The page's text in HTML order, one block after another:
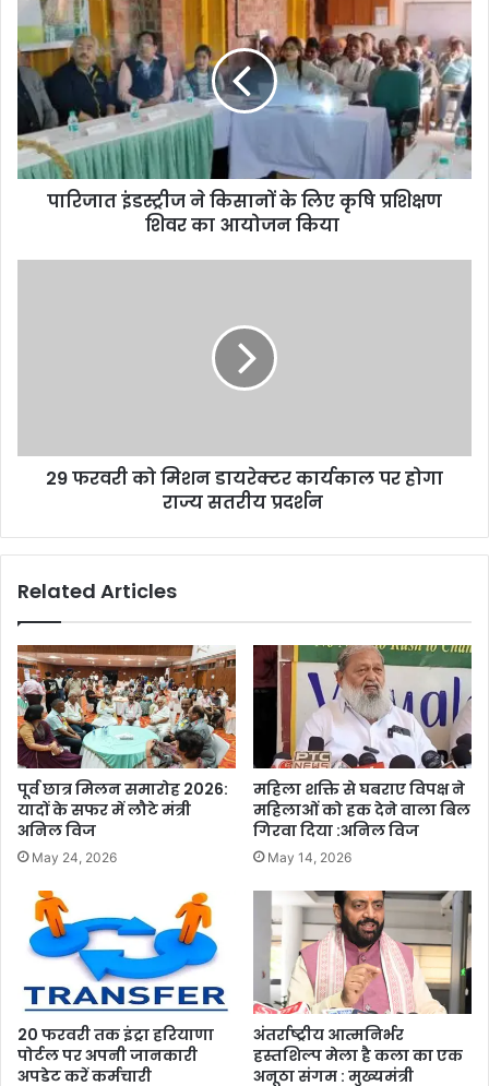
पारिजात इंडस्ट्रीज ने किसानों के लिए कृषि प्रशिक्षण
शिवर का आयोजन किया
29 फरवरी को मिशन डायरेक्टर कार्यकाल पर होगा
राज्य सतरीय प्रदर्शन
Related Articles
पूर्व छात्र मिलन समारोह 2026:
यादों के सफर में लौटे मंत्री
अनिल विज
May 24, 2026
महिला शक्ति से घबराए विपक्ष ने
महिलाओं को हक देने वाला बिल
गिरवा दिया :अनिल विज
May 14, 2026
20 फरवरी तक इंट्रा हरियाणा
पोर्टल पर अपनी जानकारी
अपडेट करें कर्मचारी
अंतर्राष्ट्रीय आत्मनिर्भर
हस्तशिल्प मेला है कला का एक
अनूठा संगम : मुख्यमंत्री